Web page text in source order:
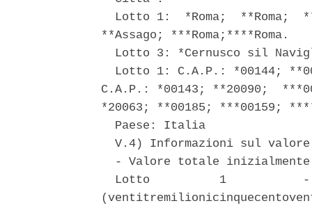
Lotto 1:  *Roma;  **Roma;
**Assago; ***Roma;****Roma.
Lotto 3: *Cernusco sil
Lotto 1: C.A.P.: *00144;
C.A.P.: *00143; **20090;
*20063; **00185; ***00159;
  Paese: Italia
V.4) Informazioni sul
- Valore totale
Lotto          1